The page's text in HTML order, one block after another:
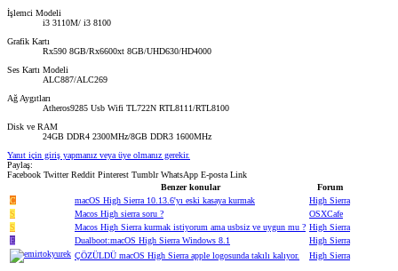
İşlemci Modeli
i3 3110M/ i3 8100
Grafik Kartı
Rx590 8GB/Rx6600xt 8GB/UHD630/HD4000
Ses Kartı Modeli
ALC887/ALC269
Ağ Aygıtları
Atheros9285 Usb Wifi TL722N RTL8111/RTL8100
Disk ve RAM
24GB DDR4 2300MHz/8GB DDR3 1600MHz
Yanıt için giriş yapmanız veya üye olmanız gerekir.
Paylaş:
Facebook Twitter Reddit Pinterest Tumblr WhatsApp E-posta Link
Benzer konular
Forum
C
macOS High Sierra 10.13.6'yı eski kasaya kurmak
High Sierra
S
Macos High sierra soru ?
OSXCafe
S
Macos High Sierra kurmak istiyorum ama usbsiz ve uygun mu ? High Sierra
E
Dualboot:macOS High Sierra Windows 8.1
High Sierra
ÇÖZÜLDÜ macOS High Sierra apple logosunda takılı kalıyor. High Sierra